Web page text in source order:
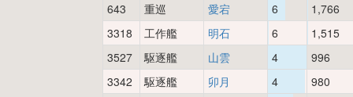
643
重巡 愛宕 6
1,766
3318
工作艦 明石 6
1,515
3527
駆逐艦 山雲 4
996
3342
駆逐艦 卯月 4
980